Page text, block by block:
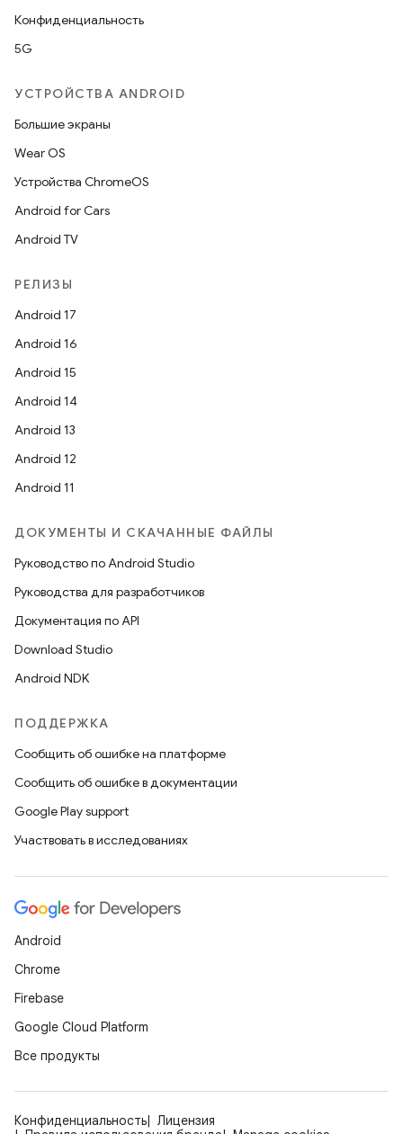
Конфиденциальность
5G
УСТРОЙСТВА ANDROID
Большие экраны
Wear OS
Устройства ChromeOS
Android for Cars
Android TV
РЕЛИЗЫ
Android 17
Android 16
Android 15
Android 14
Android 13
Android 12
Android 11
ДОКУМЕНТЫ И СКАЧАННЫЕ ФАЙЛЫ
Руководство по Android Studio
Руководства для разработчиков
Документация по API
Download Studio
Android NDK
ПОДДЕРЖКА
Сообщить об ошибке на платформе
Сообщить об ошибке в документации
Google Play support
Участвовать в исследованиях
Android
Chrome
Firebase
Google Cloud Platform
Все продукты
Конфиденциальность
Лицензия